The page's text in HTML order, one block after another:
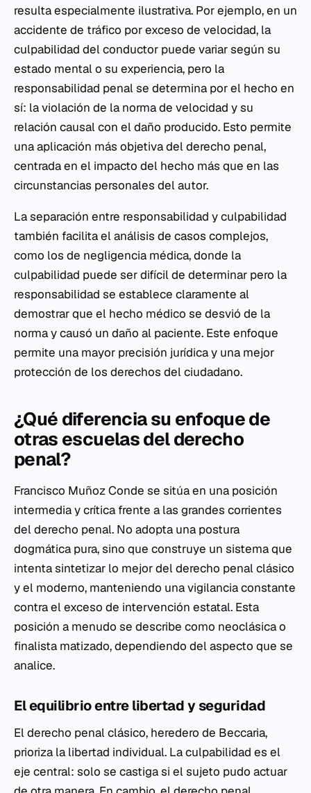
resulta especialmente ilustrativa. Por ejemplo, en un
accidente de tráfico por exceso de velocidad, la
culpabilidad del conductor puede variar según su
estado mental o su experiencia, pero la
responsabilidad penal se determina por el hecho en
sí: la violación de la norma de velocidad y su
relación causal con el daño producido. Esto permite
una aplicación más objetiva del derecho penal,
centrada en el impacto del hecho más que en las
circunstancias personales del autor.
La separación entre responsabilidad y culpabilidad
también facilita el análisis de casos complejos,
como los de negligencia médica, donde la
culpabilidad puede ser difícil de determinar pero la
responsabilidad se establece claramente al
demostrar que el hecho médico se desvió de la
norma y causó un daño al paciente. Este enfoque
permite una mayor precisión jurídica y una mejor
protección de los derechos del ciudadano.
¿Qué diferencia su enfoque de
otras escuelas del derecho
penal?
Francisco Muñoz Conde se sitúa en una posición
intermedia y crítica frente a las grandes corrientes
del derecho penal. No adopta una postura
dogmática pura, sino que construye un sistema que
intenta sintetizar lo mejor del derecho penal clásico
y el moderno, manteniendo una vigilancia constante
contra el exceso de intervención estatal. Esta
posición a menudo se describe como neoclásica o
finalista matizado, dependiendo del aspecto que se
analice.
El equilibrio entre libertad y seguridad
El derecho penal clásico, heredero de Beccaria,
prioriza la libertad individual. La culpabilidad es el
eje central: solo se castiga si el sujeto pudo actuar